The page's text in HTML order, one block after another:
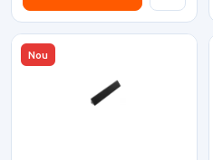
Nou